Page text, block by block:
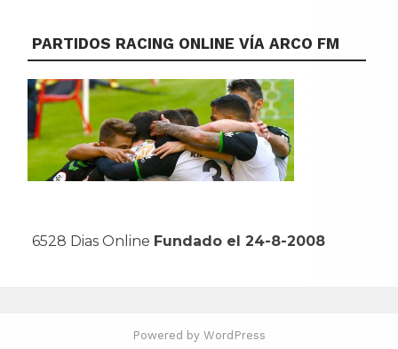
PARTIDOS RACING ONLINE VÍA ARCO FM
6528 Dias Online Fundado el 24-8-2008
Powered by WordPress